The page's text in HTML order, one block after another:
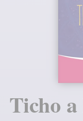
Ticho